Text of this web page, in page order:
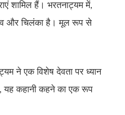
शामिल हैं। भरतनाट्यम में,
और चिलंका है। मूल रूप से
ने एक विशेष देवता पर ध्यान
यह कहानी कहने का एक रूप